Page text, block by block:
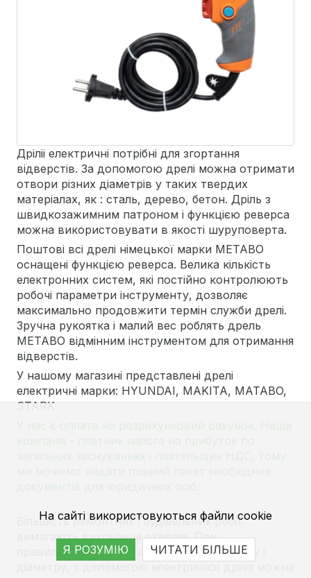
Дріліі електричні потрібні для згортання
відверстів. За допомогою дрелі можна отримати
отвори різних діаметрів у таких твердих
матеріалах, як : сталь, дерево, бетон. Дріль з
швидкозажимним патроном і функцією реверса
можна використовувати в якості шуруповерта.
Поштові всі дрелі німецької марки METABO
оснащені функцією реверса. Велика кількість
електронних систем, які постійно контролюють
робочі параметри інструменту, дозволяє
максимально продовжити термін служби дрелі.
Зручна рукоятка і малий вес роблять дрель
METABO відмінним інструментом для отримання
відверстів.
У нашому магазині представлені дрелі
електричні марки: HYUNDAI, MAKITA, MATABO,
STARK
Більшість ремонтних і будівельних робіт
вимагають виконання отворів. При
правильному підборі свердла по матеріалу і
На сайті використовуються файли cookie
Я РОЗУМІЮ ЧИТАТИ БІЛЬШЕ